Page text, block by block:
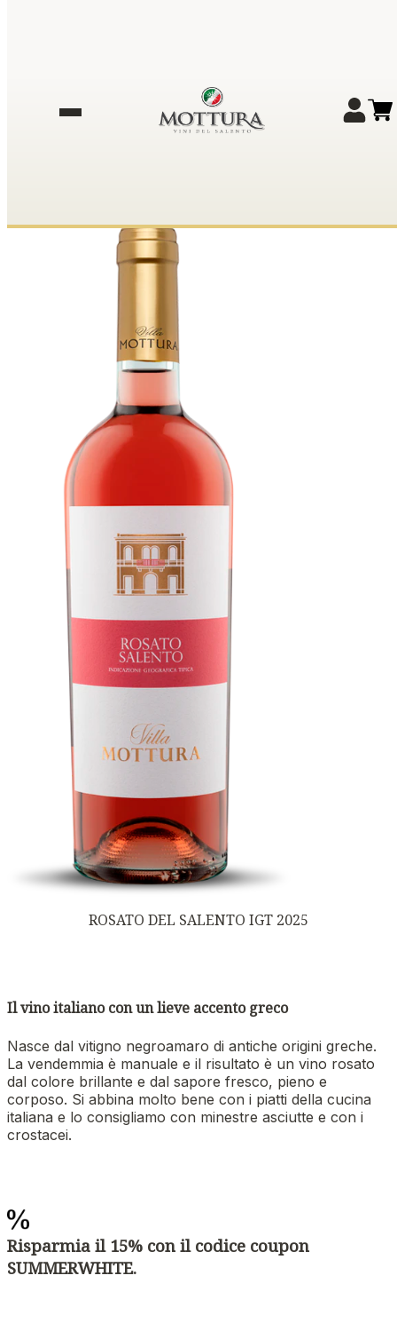
ROSATO DEL SALENTO IGT 2025
Il vino italiano con un lieve accento greco
Nasce dal vitigno negroamaro di antiche origini greche.
La vendemmia è manuale e il risultato è un vino rosato
dal colore brillante e dal sapore fresco, pieno e
corposo. Si abbina molto bene con i piatti della cucina
italiana e lo consigliamo con minestre asciutte e con i
crostacei.
Risparmia il 15% con il codice coupon
SUMMERWHITE.